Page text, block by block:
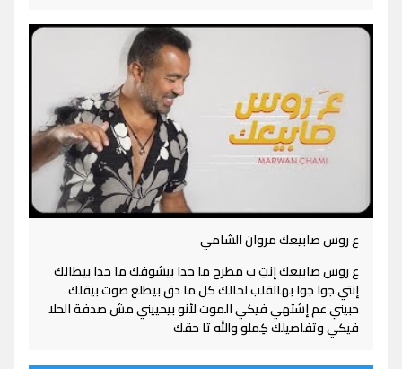
ع روس صابيعك مروان الشامي
ع روس صابيعك إنتِ ب مطرح ما حدا بيشوفك ما حدا بيطالك
إنتي جوا جوا بهالقلب لحالك كل ما دق بيطلع صوت بيقلك
حبيني عم إشتهي فيكي الموت لأنو بيحييني مش صدفة الحلا
فيكي وتفاصيلك كِملو والله تا حقك